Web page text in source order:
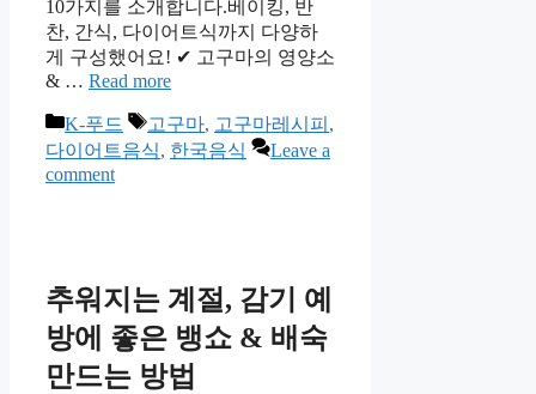
10가지를 소개합니다.베이킹, 반
찬, 간식, 다이어트식까지 다양하
게 구성했어요! ✔ 고구마의 영양소
& … Read more
Categories
K-푸드 Tags
고구마, 고구마레시피 ,
다이어트음식, 한국음식
Leave a
comment
추워지는 계절, 감기 예
방에 좋은 뱅쇼 & 배숙
만드는 방법